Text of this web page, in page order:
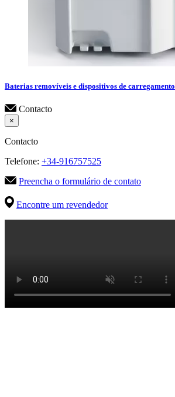
Baterias removíveis e dispositivos de carregamento
Contacto
×
Contacto
Telefone: +34-916757525
Preencha o formulário de contato
Encontre um revendedor